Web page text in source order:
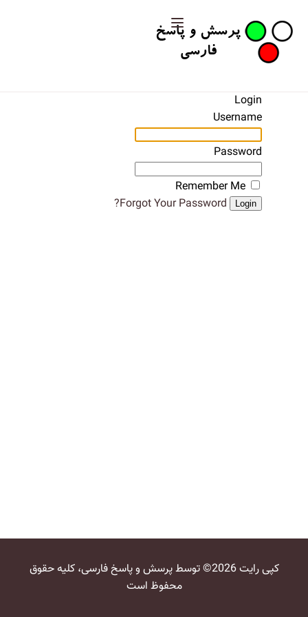
Login
Username
Password
Remember Me
Login
Forgot Your Password?
کپی رایت 2026© توسط پرسش و پاسخ فارسی، کلیه حقوق
محفوظ است